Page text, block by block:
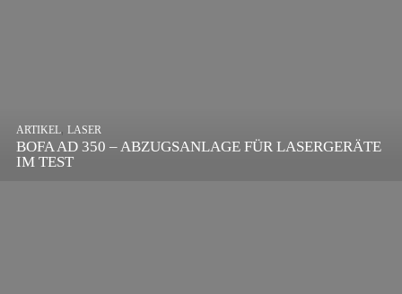
BOFA AD 350 – ABZUGSANLAGE FÜR LASERGERÄTE
IM TEST
ARTIKEL, LASER
DIE BEDEUTENDSTEN SCHRITTE ZUR
ERFOLGREICHEN MARKENBILDUNG IN DER
DIGITALEN ÄRA